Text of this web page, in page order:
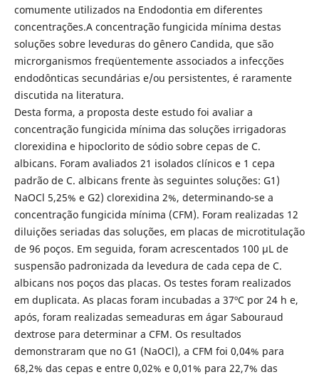
comumente utilizados na Endodontia em diferentes
concentrações.A concentração fungicida mínima destas
soluções sobre leveduras do gênero Candida, que são
microrganismos freqüentemente associados a infecções
endodônticas secundárias e/ou persistentes, é raramente
discutida na literatura.
Desta forma, a proposta deste estudo foi avaliar a
concentração fungicida mínima das soluções irrigadoras
clorexidina e hipoclorito de sódio sobre cepas de C.
albicans. Foram avaliados 21 isolados clínicos e 1 cepa
padrão de C. albicans frente às seguintes soluções: G1)
NaOCl 5,25% e G2) clorexidina 2%, determinando-se a
concentração fungicida mínima (CFM). Foram realizadas 12
diluições seriadas das soluções, em placas de microtitulação
de 96 poços. Em seguida, foram acrescentados 100 μL de
suspensão padronizada da levedura de cada cepa de C.
albicans nos poços das placas. Os testes foram realizados
em duplicata. As placas foram incubadas a 37ºC por 24 h e,
após, foram realizadas semeaduras em ágar Sabouraud
dextrose para determinar a CFM. Os resultados
demonstraram que no G1 (NaOCl), a CFM foi 0,04% para
68,2% das cepas e entre 0,02% e 0,01% para 22,7% das